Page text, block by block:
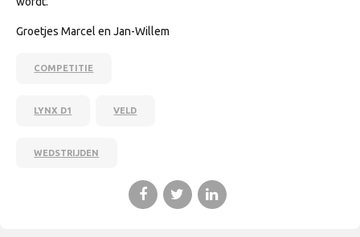
Groetjes Marcel en Jan-Willem
COMPETITIE
LYNX D1 VELD
WEDSTRIJDEN